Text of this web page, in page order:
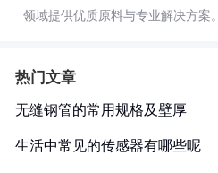
领域提供优质原料与专业解决方案。
热门文章
无缝钢管的常用规格及壁厚
生活中常见的传感器有哪些呢